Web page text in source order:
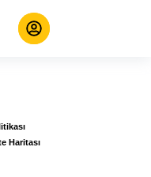
Haritası